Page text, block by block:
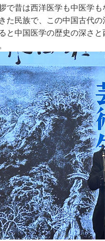
で昔は西洋医学も中医学
た民族で、この中国古代
と中国医学の歴史の深さ